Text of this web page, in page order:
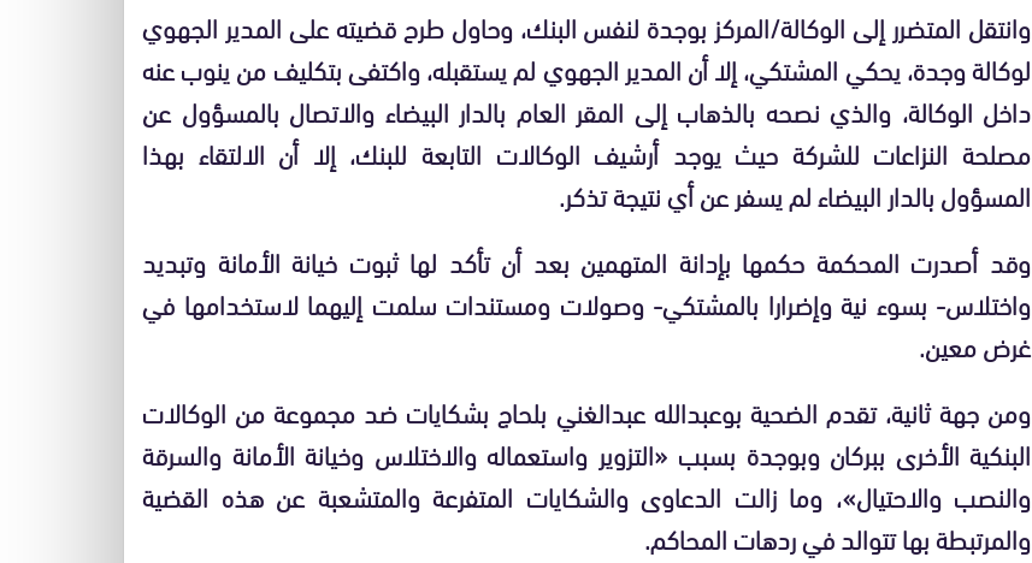
وانتقل المتضرر إلى الوكالة/المركز بوجدة لنفس البنك، وحاول طرح قضيته على المدير الجهوي
لوكالة وجدة، يحكي المشتكي، إلا أن المدير الجهوي لم يستقبله، واكتفى بتكليف من ينوب عنه
داخل الوكالة، والذي نصحه بالذهاب إلى المقر العام بالدار البيضاء والاتصال بالمسؤول عن
مصلحة النزاعات للشركة حيث يوجد أرشيف الوكالات التابعة للبنك، إلا أن الالتقاء بهذا
المسؤول بالدار البيضاء لم يسفر عن أي نتيجة تذكر.
وقد أصدرت المحكمة حكمها بإدانة المتهمين بعد أن تأكد لها ثبوت خيانة الأمانة وتبديد
واختلاس- بسوء نية وإضرارا بالمشتكي- وصولات ومستندات سلمت إليهما لاستخدامها في
غرض معين.
ومن جهة ثانية، تقدم الضحية بوعبدالله عبدالغني بلحاج بشكايات ضد مجموعة من الوكالات
البنكية الأخرى ببركان وبوجدة بسبب «التزوير واستعماله والاختلاس وخيانة الأمانة والسرقة
والنصب والاحتيال»، وما زالت الدعاوى والشكايات المتفرعة والمتشعبة عن هذه القضية
والمرتبطة بها تتوالد في ردهات المحاكم.